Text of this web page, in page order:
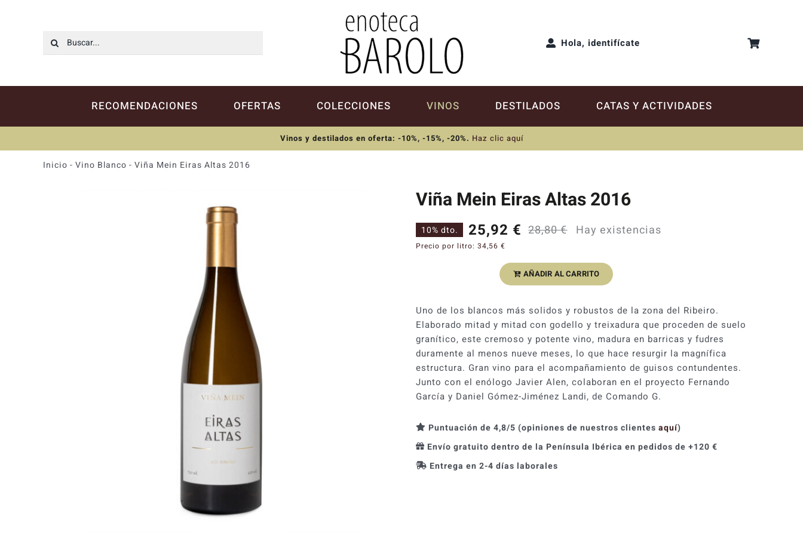
Buscar: Hola, identifícate
RECOMENDACIONES OFERTAS COLECCIONES VINOS DESTILADOS CATAS Y ACTIVIDADES
Vinos y destilados en oferta: -10%, -15%, -20%. Haz clic aquí
Inicio - Vino Blanco - Viña Mein Eiras Altas 2016
Viña Mein Eiras Altas 2016
28,80€ El
precio
original
era:
28,80 €.
25,92 €
El
precio
actual
es:
25,92 €.
10% dto. Hay existencias
Precio por litro: 34,56 €
Eiras
Altas
2016
cantidad
AÑADIR AL CARRITO
Uno de los blancos más solidos y robustos de la zona del Ribeiro.
Elaborado mitad y mitad con godello y treixadura que proceden de suelo
granítico, este cremoso y potente vino, madura en barricas y fudres
duramente al menos nueve meses, lo que hace resurgir la magnífica
estructura. Gran vino para el acompañamiento de guisos contundentes.
Junto con el enólogo Javier Alen, colaboran en el proyecto Fernando
García y Daniel Gómez-Jiménez Landi, de Comando G.
Puntuación de 4,8/5 (opiniones de nuestros clientes aquí)
Envío gratuito dentro de la Península Ibérica en pedidos de +120 €
Entrega en 2-4 días laborales